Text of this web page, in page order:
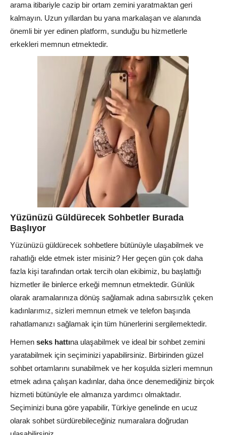
arama itibariyle cazip bir ortam zemini yaratmaktan geri
kalmayın. Uzun yıllardan bu yana markalaşan ve alanında
önemli bir yer edinen platform, sunduğu bu hizmetlerle
erkekleri memnun etmektedir.
Yüzünüzü Güldürecek Sohbetler Burada
Başlıyor
Yüzünüzü güldürecek sohbetlere bütünüyle ulaşabilmek ve
rahatlığı elde etmek ister misiniz? Her geçen gün çok daha
fazla kişi tarafından ortak tercih olan ekibimiz, bu başlattığı
hizmetler ile binlerce erkeği memnun etmektedir. Günlük
olarak aramalarınıza dönüş sağlamak adına sabırsızlık çeken
kadınlarımız, sizleri memnun etmek ve telefon başında
rahatlamanızı sağlamak için tüm hünerlerini sergilemektedir.
Hemen seks hattına ulaşabilmek ve ideal bir sohbet zemini
yaratabilmek için seçiminizi yapabilirsiniz. Birbirinden güzel
sohbet ortamlarını sunabilmek ve her koşulda sizleri memnun
etmek adına çalışan kadınlar, daha önce denemediğiniz birçok
hizmeti bütünüyle ele almanıza yardımcı olmaktadır.
Seçiminizi buna göre yapabilir, Türkiye genelinde en ucuz
olarak sohbet sürdürebileceğiniz numaralara doğrudan